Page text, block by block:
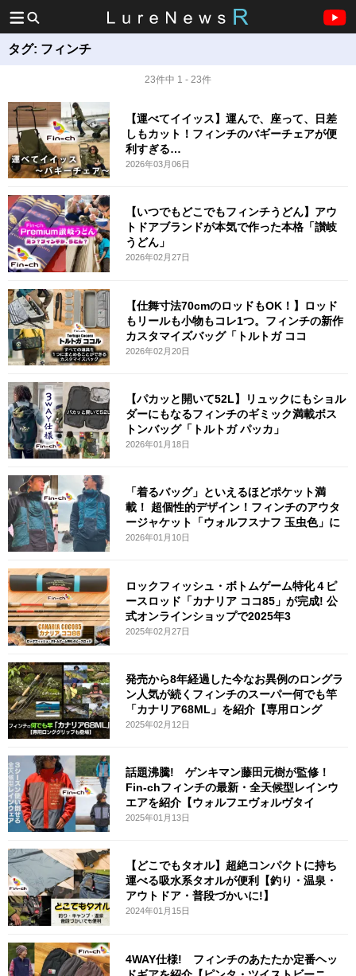
タグ: フィンチ
23件中 1 - 23件
【運べてイイッス】運んで、座って、日差
しもカット！フィンチのバギーチェアが便
利すぎる…
2026年03月06日
【いつでもどこでもフィンチうどん】アウ
トドアブランドが本気で作った本格「讃岐
うどん」
2026年02月27日
【仕舞寸法70cmのロッドもOK！】ロッド
もリールも小物もコレ1つ。フィンチの新作
カスタマイズバッグ「トルトガ ココ
2026年02月20日
【パカッと開いて52L】リュックにもショル
ダーにもなるフィンチのギミック満載ボス
トンバッグ「トルトガ パッカ」
2026年01月18日
「着るバッグ」といえるほどポケット満
載！ 超個性的デザイン！フィンチのアウタ
ージャケット「ウォルフスナフ 玉虫色」に
2026年01月10日
ロックフィッシュ・ボトムゲーム特化４ピ
ースロッド「カナリア ココ85」が完成! 公
式オンラインショップで2025年3
2025年02月27日
発売から8年経過した今なお異例のロングラ
ン人気が続くフィンチのスーパー何でも竿
「カナリア68ML」を紹介【専用ロング
2025年02月12日
話題沸騰! ゲンキマン藤田元樹が監修！
Fin-chフィンチの最新・全天候型レインウ
エアを紹介【ウォルフエヴォルヴタイ
2025年01月13日
【どこでもタオル】超絶コンパクトに持ち
運べる吸水系タオルが便利【釣り・温泉・
アウトドア・普段づかいに!】
2024年01月15日
4WAY仕様! フィンチのあたたか定番ヘッ